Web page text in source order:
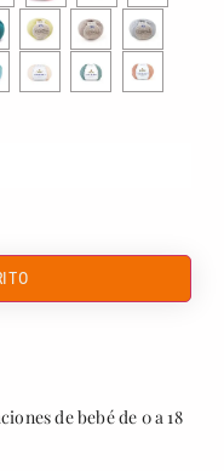
de bebé de 0 a 18